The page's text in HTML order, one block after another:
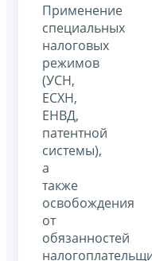
Применение
специальных
налоговых
режимов
(УСН,
ЕСХН,
ЕНВД,
патентной
системы),
а
также
освобождения
от
обязанностей